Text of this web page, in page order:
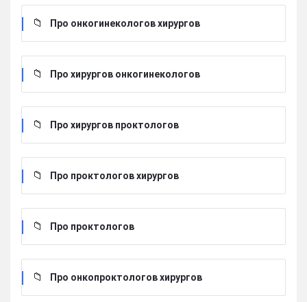
Про онкогинекологов хирургов
Про хирургов онкогинекологов
Про хирургов проктологов
Про проктологов хирургов
Про проктологов
Про онкопроктологов хирургов